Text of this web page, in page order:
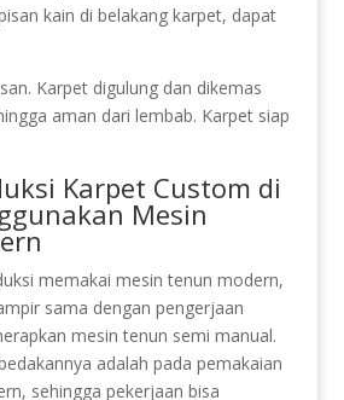
kain di belakang karpet, dapat
Karpet digulung dan dikemas
aman dari lembab. Karpet siap
Karpet Custom di
Mesin
memakai mesin tenun modern,
sama dengan pengerjaan
mesin tenun semi manual.
adalah pada pemakaian
sehingga pekerjaan bisa